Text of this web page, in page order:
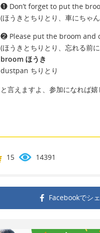
❶ Don’t forget to put the
(ほうきとちりとり、車にちゃ
❷ Please put the broom and
(ほうきとちりとり、忘れる前
broom ほうき
dustpan ちりとり
と言えますよ、参加になれば嬉
15 14391
Facebookでシ